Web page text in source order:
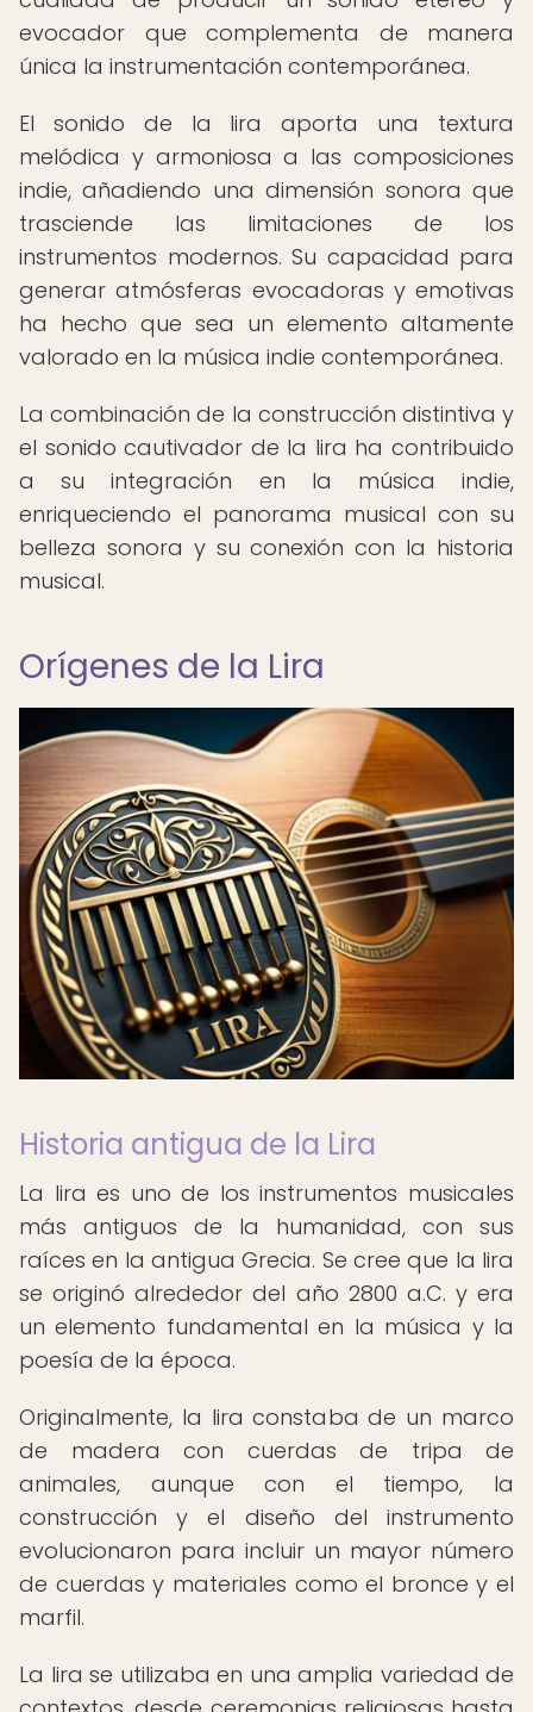
evocador que complementa de manera
única la instrumentación contemporánea.
El sonido de la lira aporta una textura
melódica y armoniosa a las composiciones
indie, añadiendo una dimensión sonora que
trasciende las limitaciones de los
instrumentos modernos. Su capacidad para
generar atmósferas evocadoras y emotivas
ha hecho que sea un elemento altamente
valorado en la música indie contemporánea.
La combinación de la construcción distintiva y
el sonido cautivador de la lira ha contribuido
a su integración en la música indie,
enriqueciendo el panorama musical con su
belleza sonora y su conexión con la historia
musical.
Orígenes de la Lira
Historia antigua de la Lira
La lira es uno de los instrumentos musicales
más antiguos de la humanidad, con sus
raíces en la antigua Grecia. Se cree que la lira
se originó alrededor del año 2800 a.C. y era
un elemento fundamental en la música y la
poesía de la época.
Originalmente, la lira constaba de un marco
de madera con cuerdas de tripa de
animales, aunque con el tiempo, la
construcción y el diseño del instrumento
evolucionaron para incluir un mayor número
de cuerdas y materiales como el bronce y el
marfil.
La lira se utilizaba en una amplia variedad de